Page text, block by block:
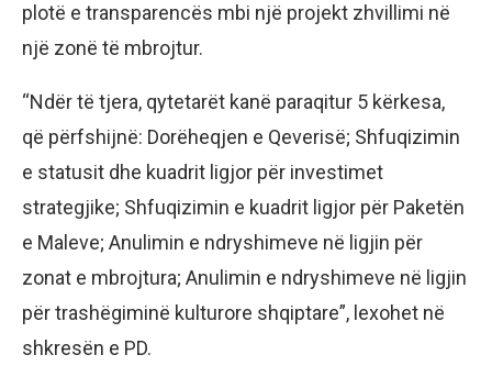
plotë e transparencës mbi një projekt zhvillimi në
një zonë të mbrojtur.
“Ndër të tjera, qytetarët kanë paraqitur 5 kërkesa,
që përfshijnë: Dorëheqjen e Qeverisë; Shfuqizimin
e statusit dhe kuadrit ligjor për investimet
strategjike; Shfuqizimin e kuadrit ligjor për Paketën
e Maleve; Anulimin e ndryshimeve në ligjin për
zonat e mbrojtura; Anulimin e ndryshimeve në ligjin
për trashëgiminë kulturore shqiptare”, lexohet në
shkresën e PD.